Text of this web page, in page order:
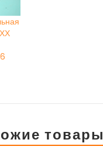
товары